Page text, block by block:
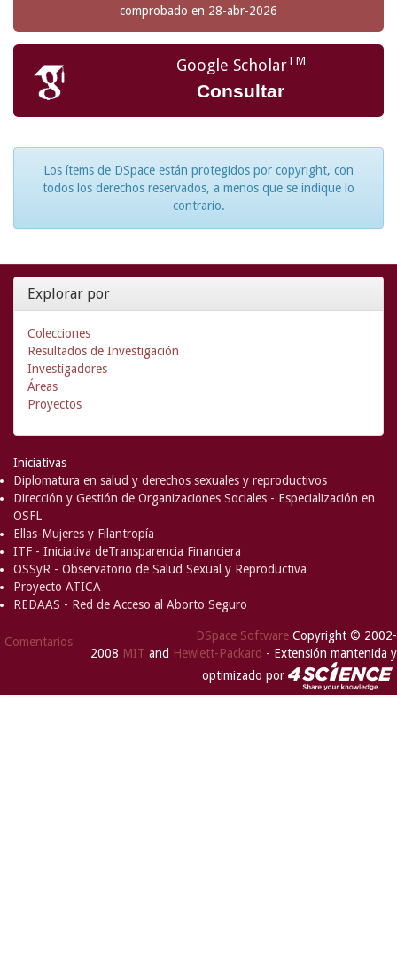
comprobado en 28-abr-2026
Google ScholarTM
Consultar
Los ítems de DSpace están protegidos por copyright, con
todos los derechos reservados, a menos que se indique lo
contrario.
Explorar por
Colecciones
Resultados de Investigación
Investigadores
Áreas
Proyectos
Iniciativas
Diplomatura en salud y derechos sexuales y reproductivos
Dirección y Gestión de Organizaciones Sociales - Especialización en
OSFL
Ellas-Mujeres y Filantropía
ITF - Iniciativa deTransparencia Financiera
OSSyR - Observatorio de Salud Sexual y Reproductiva
Proyecto ATICA
REDAAS - Red de Acceso al Aborto Seguro
Comentarios DSpace Software Copyright © 2002-
2008 MIT and Hewlett-Packard - Extensión mantenida y
optimizado por